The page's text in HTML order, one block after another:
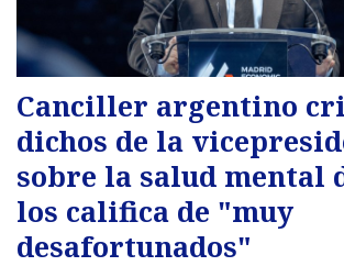
Canciller argentino
dichos de la
sobre la salud mental
los califica de "muy
desafortunados"